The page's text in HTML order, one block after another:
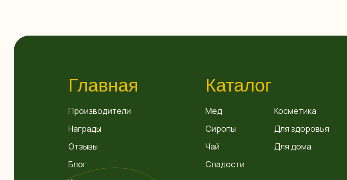
Главная
Производители
Награды
Отзывы
Блог
Каталог
Мед
Сиропы
Чай
Сладости
Косметика
Для дома
Для здоровья